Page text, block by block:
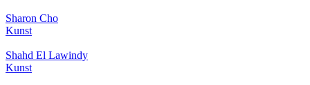
Sharon Cho
Kunst
Shahd El Lawindy
Kunst